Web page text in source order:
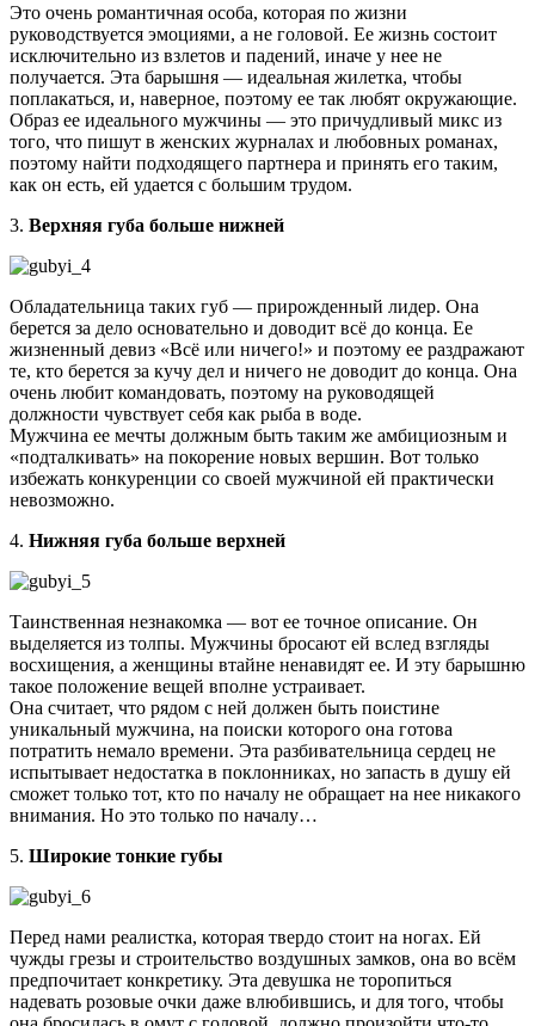
Это очень романтичная особа, которая по жизни
руководствуется эмоциями, а не головой. Ее жизнь состоит
исключительно из взлетов и падений, иначе у нее не
получается. Эта барышня — идеальная жилетка, чтобы
поплакаться, и, наверное, поэтому ее так любят окружающие.
Образ ее идеального мужчины — это причудливый микс из
того, что пишут в женских журналах и любовных романах,
поэтому найти подходящего партнера и принять его таким,
как он есть, ей удается с большим трудом.
3. Верхняя губа больше нижней
Обладательница таких губ — прирожденный лидер. Она
берется за дело основательно и доводит всё до конца. Ее
жизненный девиз «Всё или ничего!» и поэтому ее раздражают
те, кто берется за кучу дел и ничего не доводит до конца. Она
очень любит командовать, поэтому на руководящей
должности чувствует себя как рыба в воде.
Мужчина ее мечты должным быть таким же амбициозным и
«подталкивать» на покорение новых вершин. Вот только
избежать конкуренции со своей мужчиной ей практически
невозможно.
4. Нижняя губа больше верхней
Таинственная незнакомка — вот ее точное описание. Он
выделяется из толпы. Мужчины бросают ей вслед взгляды
восхищения, а женщины втайне ненавидят ее. И эту барышню
такое положение вещей вполне устраивает.
Она считает, что рядом с ней должен быть поистине
уникальный мужчина, на поиски которого она готова
потратить немало времени. Эта разбивательница сердец не
испытывает недостатка в поклонниках, но запасть в душу ей
сможет только тот, кто по началу не обращает на нее никакого
внимания. Но это только по началу…
5. Широкие тонкие губы
Перед нами реалистка, которая твердо стоит на ногах. Ей
чужды грезы и строительство воздушных замков, она во всём
предпочитает конкретику. Эта девушка не торопиться
надевать розовые очки даже влюбившись, и для того, чтобы